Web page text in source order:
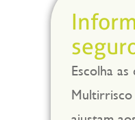
Escolha
Multirrisco